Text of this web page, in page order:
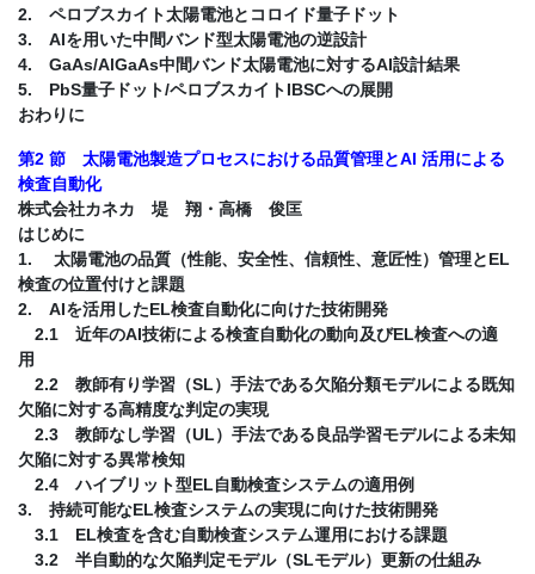
2. ペロブスカイト太陽電池とコロイド量子ドット
3. AIを用いた中間バンド型太陽電池の逆設計
4. GaAs/AlGaAs中間バンド太陽電池に対するAI設計結果
5. PbS量子ドット/ペロブスカイトIBSCへの展開
おわりに
第2 節 太陽電池製造プロセスにおける品質管理とAI 活用による
検査自動化
株式会社カネカ 堤 翔・高橋 俊匡
はじめに
1. 太陽電池の品質（性能、安全性、信頼性、意匠性）管理とEL
検査の位置付けと課題
2. AIを活用したEL検査自動化に向けた技術開発
2.1 近年のAI技術による検査自動化の動向及びEL検査への適
用
2.2 教師有り学習（SL）手法である欠陥分類モデルによる既知
欠陥に対する高精度な判定の実現
2.3 教師なし学習（UL）手法である良品学習モデルによる未知
欠陥に対する異常検知
2.4 ハイブリット型EL自動検査システムの適用例
3. 持続可能なEL検査システムの実現に向けた技術開発
3.1 EL検査を含む自動検査システム運用における課題
3.2 半自動的な欠陥判定モデル（SLモデル）更新の仕組み